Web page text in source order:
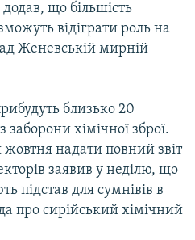
що більшість
відіграти роль на
Женевській мирній
близько 20
заборони хімічної зброї.
надати повний звіт
заявив у неділю, що
підстав для сумнівів в
про сирійський хімічний